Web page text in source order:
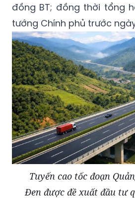
đồng BT; đồng thời tổng
tướng Chính phủ trước
Tuyến cao tốc đoạn
Đen được đề xuất đầu tư